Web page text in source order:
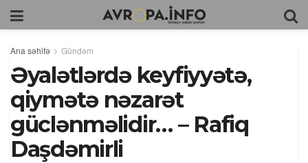
Ana səhifə Gündəm
Əyalətlərdə keyfiyyətə,
qiymətə nəzarət
güclənməlidir… – Rafiq
Daşdəmirli